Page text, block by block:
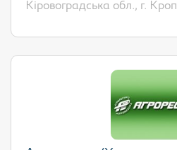
Кіровоградська обл., г.